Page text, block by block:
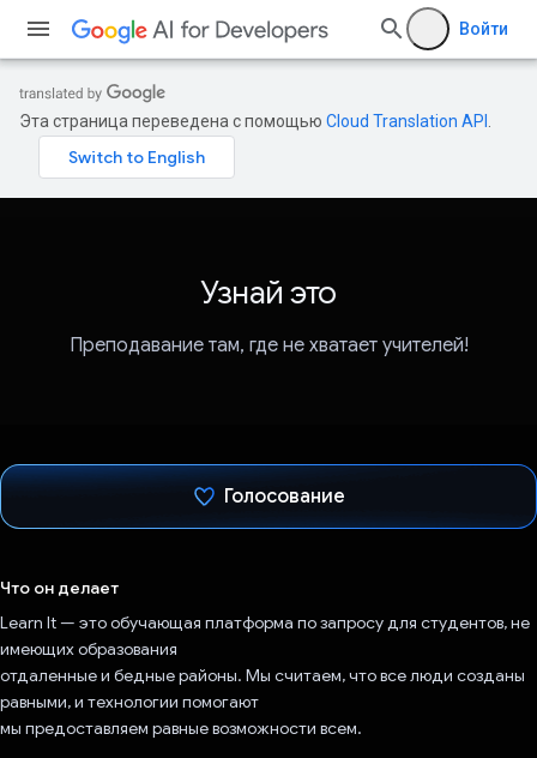
Войти
Эта страница переведена с помощью Cloud Translation API
Узнай это
Преподавание там, где не хватает учителей!
Голосование
Что он делает
Learn It — это обучающая платформа по запросу для студентов, не
имеющих образования
отдаленные и бедные районы. Мы считаем, что все люди созданы
равными, и технологии помогают
мы предоставляем равные возможности всем.